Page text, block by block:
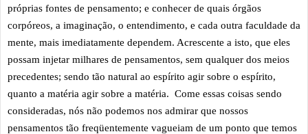
próprias fontes de pensamento; e conhecer de quais órgãos
corpóreos, a imaginação, o entendimento, e cada outra faculdade da
mente, mais imediatamente dependem. Acrescente a isto, que eles
possam injetar milhares de pensamentos, sem qualquer dos meios
precedentes; sendo tão natural ao espírito agir sobre o espírito,
quanto a matéria agir sobre a matéria. Come essas coisas sendo
consideradas, nós não podemos nos admirar que nossos
pensamentos tão freqüentemente vagueiam de um ponto que temos